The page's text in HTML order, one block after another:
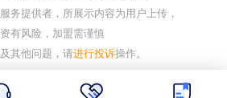
务提供者，所展示内容为用户上传，
有风险，加盟需谨慎
其他问题，请进行投诉操作。